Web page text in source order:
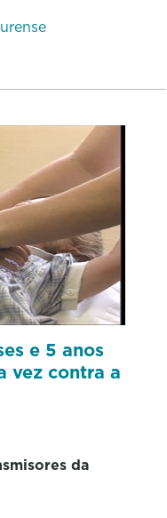
e 5 anos
vez contra a
da